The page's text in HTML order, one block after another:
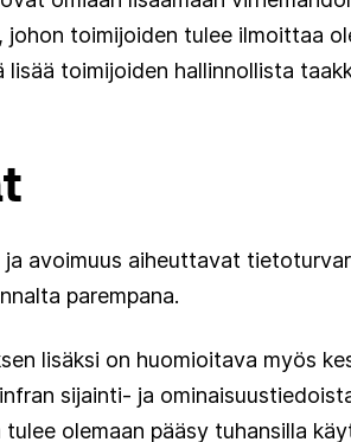
toimijoiden tulee ilmoittaa
toimijoiden hallinnollista
avoimuus aiheuttavat
parempana.
lisäksi on huomioitava myös
sijainti- ja
olemaan pääsy tuhansilla